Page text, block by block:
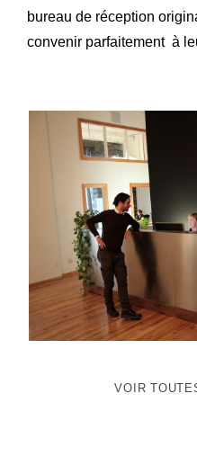
bureau de réception
convenir parfaitement à
VOIR